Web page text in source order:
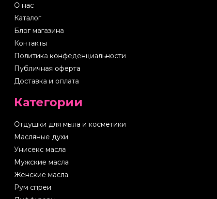
О нас
Каталог
Блог магазина
Контакты
Политика конфеденциальности
Публичная оферта
Доставка и оплата
Категории
Отдушки для мыла и косметики
Масляные духи
Унисекс масла
Мужские масла
Женские масла
Рум спреи